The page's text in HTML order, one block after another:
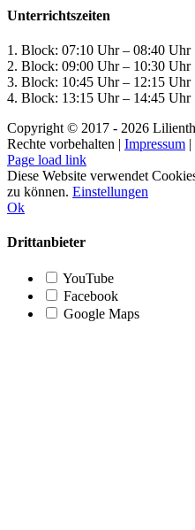
Unterrichtszeiten
1. Block: 07:10 Uhr – 08:40 Uhr
2. Block: 09:00 Uhr – 10:30 Uhr
3. Block: 10:45 Uhr – 12:15 Uhr
4. Block: 13:15 Uhr – 14:45 Uhr
Copyright © 2017 - 2026
Rechte vorbehalten | Impressum |
Page load link
Diese Website verwendet
zu können. Einstellungen
Ok
Drittanbieter
YouTube
Facebook
Google Maps